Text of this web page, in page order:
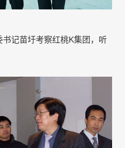
记苗圩考察红桃K集团，听